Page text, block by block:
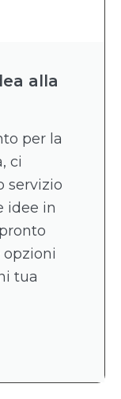
alla
per la
ci
servizio
idee in
opzioni
tua